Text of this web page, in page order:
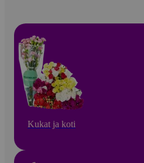
Kukat ja koti